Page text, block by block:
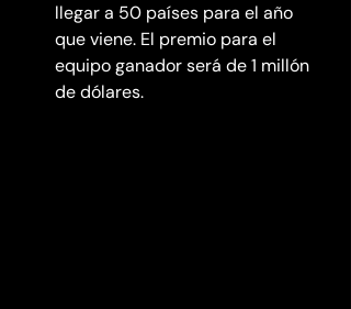
llegar a 50 países para el año
que viene. El premio para el
equipo ganador será de 1 millón
de dólares.